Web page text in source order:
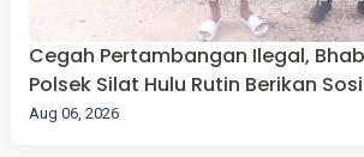
Cegah Pertambangan Ilegal,
Polsek Silat Hulu Rutin Berikan
Aug 06, 2026